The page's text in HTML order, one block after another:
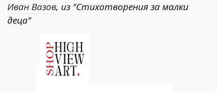
Иван Вазов, из "Стихотворения за малки
деца"